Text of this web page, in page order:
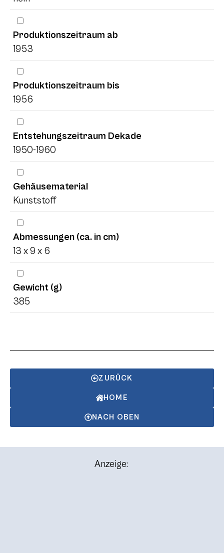
Produktionszeitraum ab
1953
Produktionszeitraum bis
1956
Entstehungszeitraum Dekade
1950-1960
Gehäusematerial
Kunststoff
Abmessungen (ca. in cm)
13 x 9 x 6
Gewicht (g)
385
ZURÜCK
HOME
NACH OBEN
Anzeige: